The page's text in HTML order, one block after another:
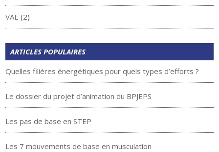
VAE (2)
ARTICLES POPULAIRES
Quelles filières énergétiques pour quels types d’efforts ?
Le dossier du projet d’animation du BPJEPS
Les pas de base en STEP
Les 7 mouvements de base en musculation